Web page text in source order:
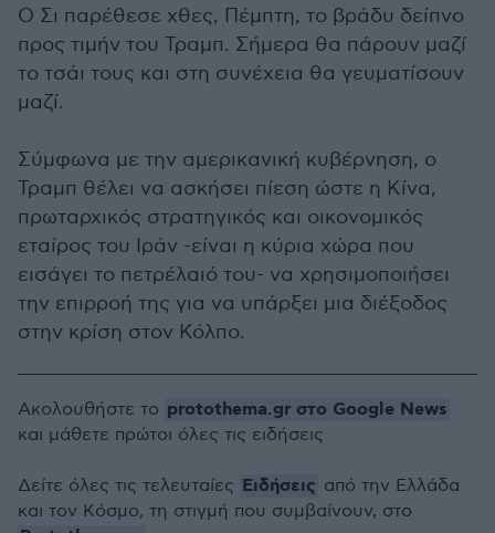
Ο Σι παρέθεσε χθες, Πέμπτη, το βράδυ δείπνο
προς τιμήν του Τραμπ. Σήμερα θα πάρουν μαζί
το τσάι τους και στη συνέχεια θα γευματίσουν
μαζί.
Σύμφωνα με την αμερικανική κυβέρνηση, ο
Τραμπ θέλει να ασκήσει πίεση ώστε η Κίνα,
πρωταρχικός στρατηγικός και οικονομικός
εταίρος του Ιράν -είναι η κύρια χώρα που
εισάγει το πετρέλαιό του- να χρησιμοποιήσει
την επιρροή της για να υπάρξει μια διέξοδος
στην κρίση στον Κόλπο.
Ακολουθήστε το protothema.gr στο Google News
και μάθετε πρώτοι όλες τις ειδήσεις
Δείτε όλες τις τελευταίες Ειδήσεις από την Ελλάδα
και τον Κόσμο, τη στιγμή που συμβαίνουν, στο